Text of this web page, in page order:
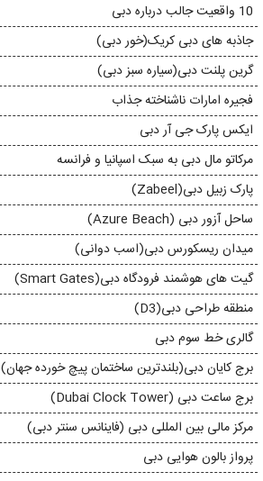
10 واقعیت جالب درباره دبی
جاذبه های دبی کریک(خور دبی)
گرین پلنت دبی(سیاره سبز دبی)
فجیره امارات ناشناخته جذاب
ایکس پارک جی آر دبی
مرکاتو مال دبی به سبک اسپانیا و فرانسه
پارک زبیل دبی(Zabeel)
ساحل آزور دبی (Azure Beach)
میدان ریسکورس دبی(اسب دوانی)
گیت های هوشمند فرودگاه دبی(Smart Gates)
منطقه طراحی دبی(D3)
گالری خط سوم دبی
برج کایان دبی(بلندترین ساختمان پیچ خورده جهان)
برج ساعت دبی (Dubai Clock Tower)
مرکز مالی بین المللی دبی (فاینانس سنتر دبی)
پرواز بالون هوایی دبی